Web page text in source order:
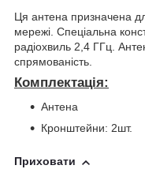
Ця антена призначена
мережі. Спеціальна
радіохвиль 2,4 ГГц.
спрямованість.
Комплектація:
Антена
Кронштейни: 2шт.
Приховати